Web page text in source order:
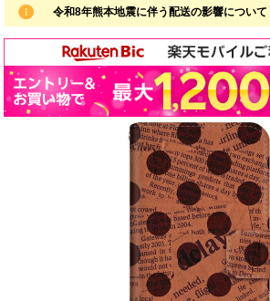
令和8年熊本地震に伴う配送の影響について